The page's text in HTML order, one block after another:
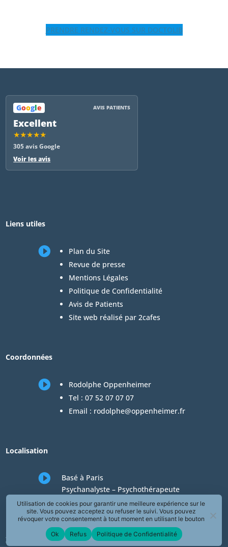
PRENDRE RENDEZ-VOUS SUR DOCTOLIB
Google AVIS PATIENTS
Excellent
★★★★★
305 avis Google
Voir les avis
Liens utiles

Plan du Site
Revue de presse
Mentions Légales
Politique de Confidentialité
Avis de Patients
Site web réalisé par 2cafes
Coordonnées

Rodolphe Oppenheimer
Tel : 07 52 07 07 07
Email : rodolphe@oppenheimer.fr
Localisation

Basé à Paris
Psychanalyste – Psychothérapeute
Consultations en téléconsultation de
psychologie
Zones desservies en téléconsultation de psychologie
Utilisation de cookies pour garantir une meilleure expérience sur le
site. Vous pouvez acceptez ou refuser le suivi. Vous pouvez
révoquer votre consentement à tout moment en utilisant le bouton
« Révoquer le consentement » présent dans la page de Politique de
Confidentialité.
Ok Refus Politique de Confidentialité